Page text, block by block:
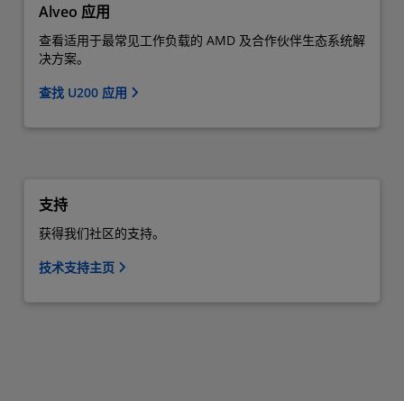
Alveo 应用
查看适用于最常见工作负载的 AMD 及合作伙伴生态系统解
决方案。
查找 U200 应用
支持
获得我们社区的支持。
技术支持主页